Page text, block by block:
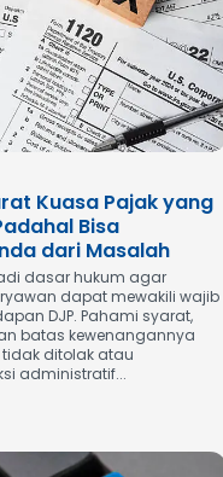
Kuasa Pajak yang
Bisa
dari Masalah
dasar hukum agar
dapat mewakili wajib
DJP. Pahami syarat,
batas kewenangannya
ditolak atau
administratif...